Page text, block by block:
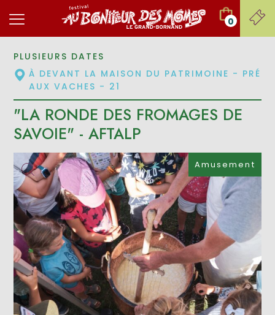
0
Amusement
PLUSIEURS DATES
À DEVANT LA MAISON DU PATRIMOINE - PRÉ
AUX VACHES - 21
"LA RONDE DES FROMAGES DE
SAVOIE" - AFTALP